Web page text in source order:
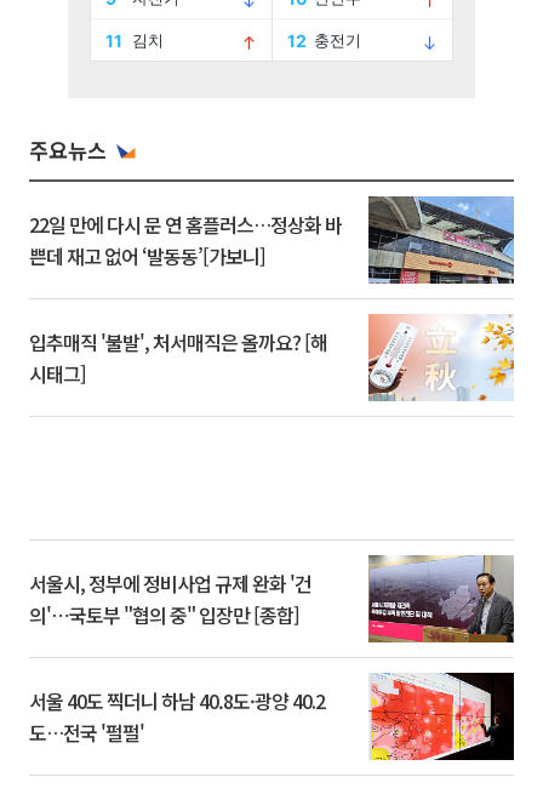
주요뉴스
22일 만에 다시 문 연 홈플러스…정상화 바
쁜데 재고 없어 ‘발동동’[가보니]
입추매직 '불발', 처서매직은 올까요? [해
시태그]
서울시, 정부에 정비사업 규제 완화 '건
의'⋯국토부 "협의 중" 입장만 [종합]
서울 40도 찍더니 하남 40.8도·광양 40.2
도…전국 '펄펄'